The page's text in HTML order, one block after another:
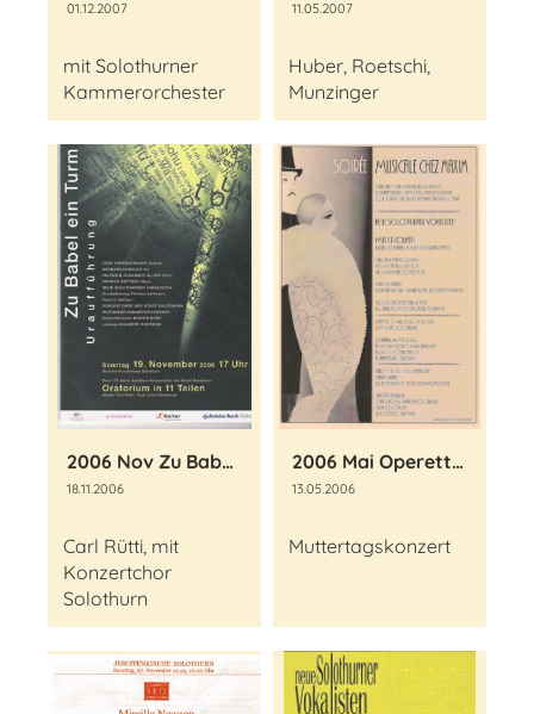
01.12.2007
mit Solothurner
Kammerorchester
11.05.2007
Huber, Roetschi,
Munzinger
2006 Nov Zu Babel ein Turm
18.11.2006
Carl Rütti, mit
Konzertchor
Solothurn
2006 Mai Operettenkonzert
13.05.2006
Muttertagskonzert